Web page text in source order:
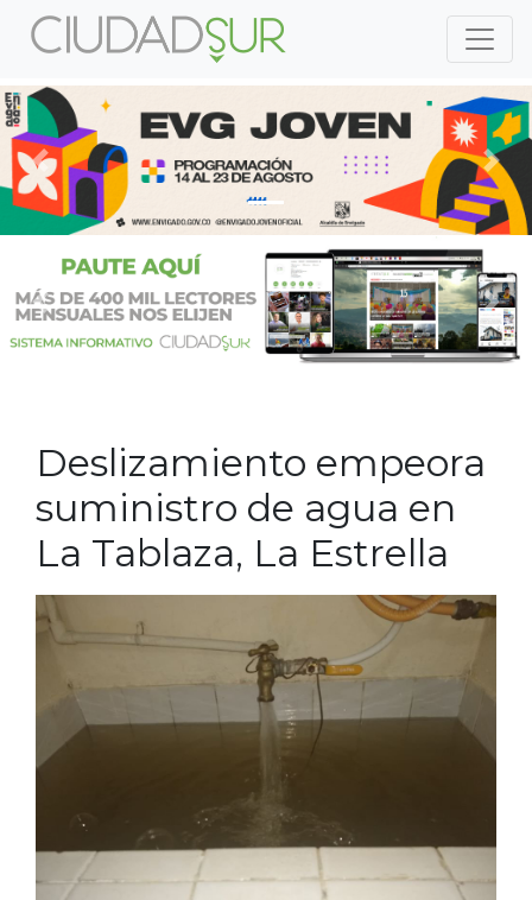
Previous
Previous
Deslizamiento empeora
suministro de agua en
La Tablaza, La Estrella